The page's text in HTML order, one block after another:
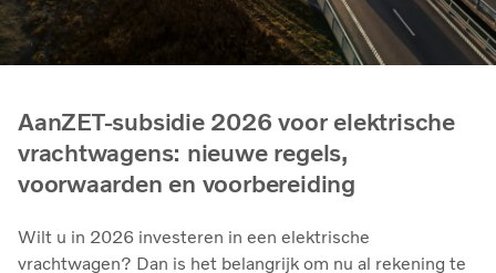
AanZET-subsidie 2026 voor elektrische
vrachtwagens: nieuwe regels,
voorwaarden en voorbereiding
Wilt u in 2026 investeren in een elektrische
vrachtwagen? Dan is het belangrijk om nu al rekening te